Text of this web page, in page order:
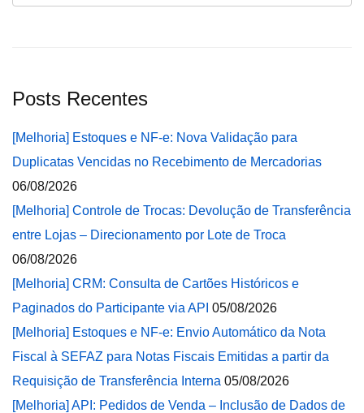
Posts Recentes
[Melhoria] Estoques e NF-e: Nova Validação para
Duplicatas Vencidas no Recebimento de Mercadorias
06/08/2026
[Melhoria] Controle de Trocas: Devolução de Transferência
entre Lojas – Direcionamento por Lote de Troca
06/08/2026
[Melhoria] CRM: Consulta de Cartões Históricos e
Paginados do Participante via API 05/08/2026
[Melhoria] Estoques e NF-e: Envio Automático da Nota
Fiscal à SEFAZ para Notas Fiscais Emitidas a partir da
Requisição de Transferência Interna 05/08/2026
[Melhoria] API: Pedidos de Venda – Inclusão de Dados de